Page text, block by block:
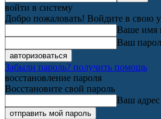
войти в систему
Добро пожаловать! Войдите в свою
Ваше имя
Ваш
Забыли пароль? получить помощь
восстановление пароля
Восстановите свой пароль
Ваш